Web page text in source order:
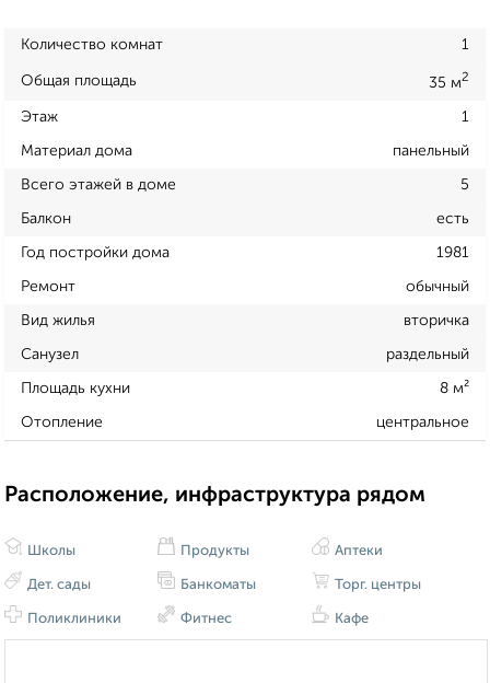
Количество комнат 1
Общая площадь 35 м2
Этаж 1
Материал дома панельный
Всего этажей в доме 5
Балкон есть
Год постройки дома 1981
Ремонт обычный
Вид жилья вторичка
Санузел раздельный
Площадь кухни 8 м²
Отопление центральное
Расположение, инфраструктура рядом
Школы
Дет. сады
Поликлиники
Продукты
Банкоматы
Фитнес
Аптеки
Торг. центры
Кафе